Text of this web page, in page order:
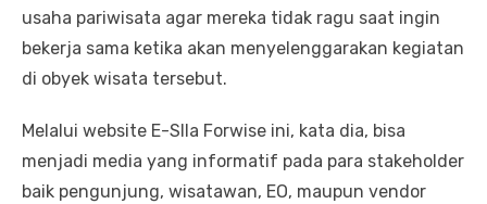
usaha pariwisata agar mereka tidak ragu saat ingin
bekerja sama ketika akan menyelenggarakan kegiatan
di obyek wisata tersebut.
Melalui website E-SIla Forwise ini, kata dia, bisa
menjadi media yang informatif pada para stakeholder
baik pengunjung, wisatawan, EO, maupun vendor